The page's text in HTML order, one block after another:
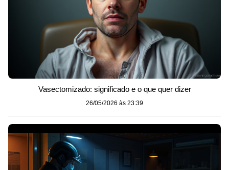
Vasectomizado: significado e o que quer dizer
26/05/2026 às 23:39